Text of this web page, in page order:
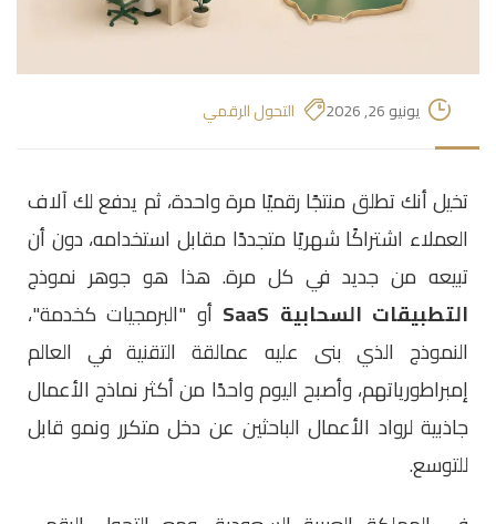
يونيو 26, 2026 التحول الرقمي
تخيل أنك تطلق منتجًا رقميًا مرة واحدة، ثم يدفع لك آلاف
العملاء اشتراكًا شهريًا متجددًا مقابل استخدامه، دون أن
تبيعه من جديد في كل مرة. هذا هو جوهر نموذج
التطبيقات السحابية SaaS
أو "البرمجيات كخدمة"،
النموذج الذي بنى عليه عمالقة التقنية في العالم
إمبراطورياتهم، وأصبح اليوم واحدًا من أكثر نماذج الأعمال
جاذبية لرواد الأعمال الباحثين عن دخل متكرر ونمو قابل
للتوسع.